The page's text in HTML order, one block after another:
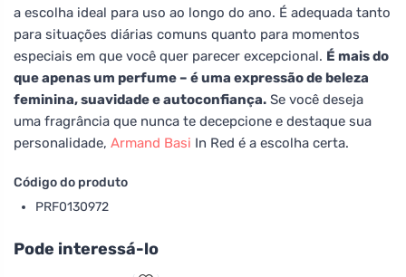
a escolha ideal para uso ao longo do ano. É adequada tanto
para situações diárias comuns quanto para momentos
especiais em que você quer parecer excepcional. É mais do
que apenas um perfume – é uma expressão de beleza
feminina, suavidade e autoconfiança. Se você deseja
uma fragrância que nunca te decepcione e destaque sua
personalidade, Armand Basi In Red é a escolha certa.
Código do produto
PRF0130972
Pode interessá-lo